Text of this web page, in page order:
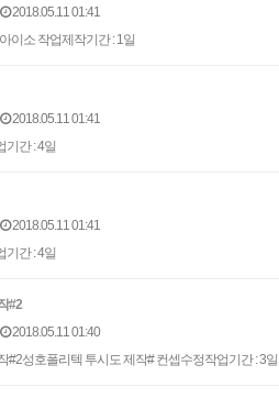
2018.05.11 01:41
이소 작업제작기간 : 1일
2018.05.11 01:41
간 : 4일
2018.05.11 01:41
간 : 4일
#2
2018.05.11 01:40
#2성호폴리텍 투시도 제작# 컨셉수정작업기간 : 3